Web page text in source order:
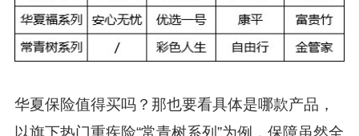
华夏保险值得买吗？那也要看具体是哪款产品，
以旗下热门重疾险“常青树系列”为例，保障虽然全